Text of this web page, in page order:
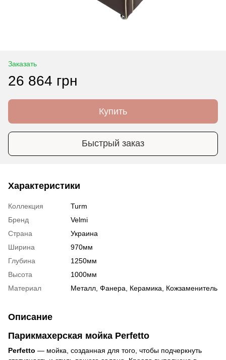
Заказать
26 864 грн
Купить
Быстрый заказ
Характеристики
Коллекция
Turm
Бренд
Velmi
Страна
Украина
Ширина
970мм
Глубина
1250мм
Высота
1000мм
Материал
Металл, Фанера, Керамика, Кожзаменитель
Описание
Парикмахерская мойка Perfetto
Perfetto — мойка, созданная для того, чтобы подчеркнуть